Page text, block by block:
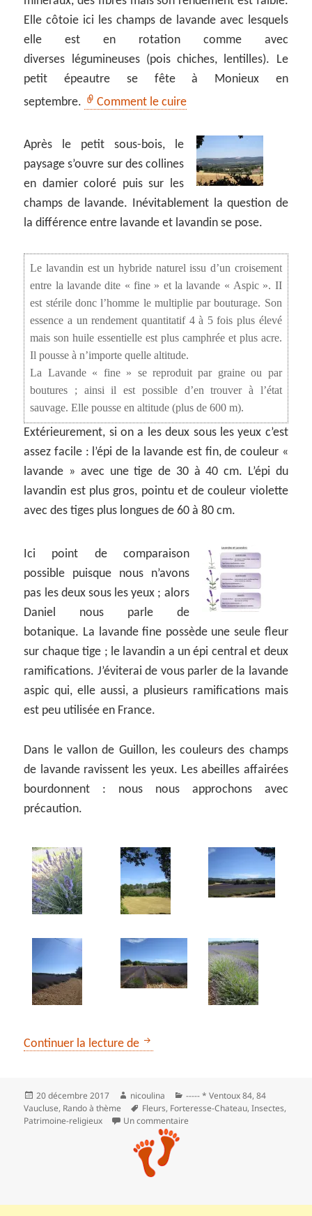
Elle côtoie ici les champs de lavande avec lesquels
elle est en rotation comme avec
diverses légumineuses (pois chiches, lentilles). Le
petit épeautre se fête à Monieux en
septembre.
Comment le cuire
Après le petit sous-bois, le
paysage s’ouvre sur des collines
en damier coloré puis sur les
champs de lavande. Inévitablement la question de
la différence entre lavande et lavandin se pose.
Le lavandin est un hybride naturel issu d’un croisement
entre la lavande dite « fine » et la lavande « Aspic ». II
est stérile donc l’homme le multiplie par bouturage. Son
essence a un rendement quantitatif 4 à 5 fois plus élevé
mais son huile essentielle est plus camphrée et plus acre.
Il pousse à n’importe quelle altitude.
La Lavande « fine » se reproduit par graine ou par
boutures ; ainsi il est possible d’en trouver à l’état
sauvage. Elle pousse en altitude (plus de 600 m).
Extérieurement, si on a les deux sous les yeux c’est
assez facile : l’épi de la lavande est fin, de couleur «
lavande » avec une tige de 30 à 40 cm. L’épi du
lavandin est plus gros, pointu et de couleur violette
avec des tiges plus longues de 60 à 80 cm.
Ici point de comparaison
possible puisque nous n’avons
pas les deux sous les yeux ; alors
Daniel nous parle de
botanique. La lavande fine possède une seule fleur
sur chaque tige ; le lavandin a un épi central et deux
ramifications. J’éviterai de vous parler de la lavande
aspic qui, elle aussi, a plusieurs ramifications mais
est peu utilisée en France.
Dans le vallon de Guillon, les couleurs des champs
de lavande ravissent les yeux. Les abeilles affairées
bourdonnent : nous nous approchons avec
précaution.
Continuer la lecture de Echappée belle au pays de la
Publié
le
20 décembre 2017 Auteur
nicoulina Catégories
----- * Ventoux 84,84
Vaucluse, Rando à thème Mots-
clés
Fleurs, Forteresse-Chateau,Insectes,
Patrimoine-religieux
Un commentaire